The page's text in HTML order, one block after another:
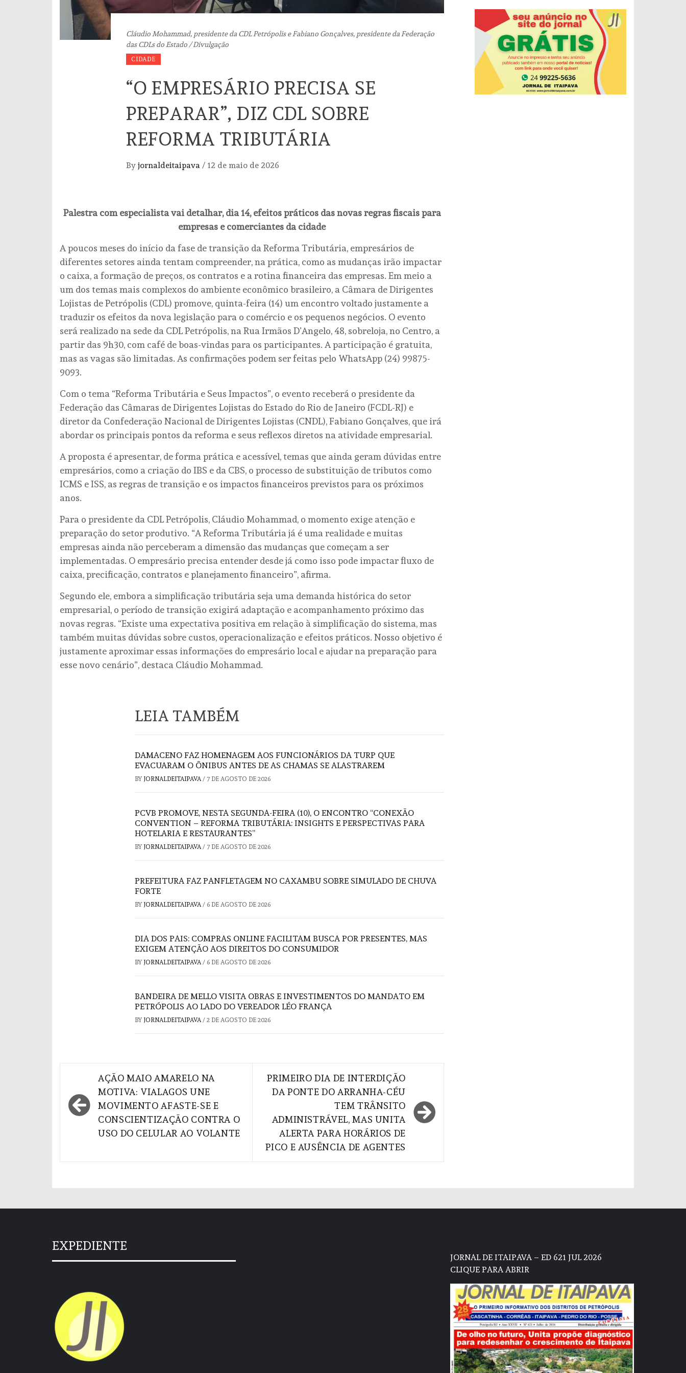
Cláudio Mohammad, presidente da CDL Petrópolis e Fabiano Gonçalves, presidente da Federação
das CDLs do Estado / Divulgação
CIDADE
“O EMPRESÁRIO PRECISA SE
PREPARAR”, DIZ CDL SOBRE
REFORMA TRIBUTÁRIA
By jornaldeitaipava / 12 de maio de 2026
Palestra com especialista vai detalhar, dia 14, efeitos práticos das novas regras fiscais para
empresas e comerciantes da cidade
A poucos meses do início da fase de transição da Reforma Tributária, empresários de
diferentes setores ainda tentam compreender, na prática, como as mudanças irão impactar
o caixa, a formação de preços, os contratos e a rotina financeira das empresas. Em meio a
um dos temas mais complexos do ambiente econômico brasileiro, a Câmara de Dirigentes
Lojistas de Petrópolis (CDL) promove, quinta-feira (14) um encontro voltado justamente a
traduzir os efeitos da nova legislação para o comércio e os pequenos negócios. O evento
será realizado na sede da CDL Petrópolis, na Rua Irmãos D’Angelo, 48, sobreloja, no Centro, a
partir das 9h30, com café de boas-vindas para os participantes. A participação é gratuita,
mas as vagas são limitadas. As confirmações podem ser feitas pelo WhatsApp (24) 99875-
9093.
Com o tema “Reforma Tributária e Seus Impactos”, o evento receberá o presidente da
Federação das Câmaras de Dirigentes Lojistas do Estado do Rio de Janeiro (FCDL-RJ) e
diretor da Confederação Nacional de Dirigentes Lojistas (CNDL), Fabiano Gonçalves, que irá
abordar os principais pontos da reforma e seus reflexos diretos na atividade empresarial.
A proposta é apresentar, de forma prática e acessível, temas que ainda geram dúvidas entre
empresários, como a criação do IBS e da CBS, o processo de substituição de tributos como
ICMS e ISS, as regras de transição e os impactos financeiros previstos para os próximos
anos.
Para o presidente da CDL Petrópolis, Cláudio Mohammad, o momento exige atenção e
preparação do setor produtivo. “A Reforma Tributária já é uma realidade e muitas
empresas ainda não perceberam a dimensão das mudanças que começam a ser
implementadas. O empresário precisa entender desde já como isso pode impactar fluxo de
caixa, precificação, contratos e planejamento financeiro”, afirma.
Segundo ele, embora a simplificação tributária seja uma demanda histórica do setor
empresarial, o período de transição exigirá adaptação e acompanhamento próximo das
novas regras. “Existe uma expectativa positiva em relação à simplificação do sistema, mas
também muitas dúvidas sobre custos, operacionalização e efeitos práticos. Nosso objetivo é
justamente aproximar essas informações do empresário local e ajudar na preparação para
esse novo cenário”, destaca Cláudio Mohammad.
LEIA TAMBÉM
DAMACENO FAZ HOMENAGEM AOS FUNCIONÁRIOS DA TURP QUE
EVACUARAM O ÔNIBUS ANTES DE AS CHAMAS SE ALASTRAREM
BY JORNALDEITAIPAVA / 7 DE AGOSTO DE 2026
PCVB PROMOVE, NESTA SEGUNDA-FEIRA (10), O ENCONTRO “CONEXÃO
CONVENTION – REFORMA TRIBUTÁRIA: INSIGHTS E PERSPECTIVAS PARA
HOTELARIA E RESTAURANTES”
BY JORNALDEITAIPAVA / 7 DE AGOSTO DE 2026
PREFEITURA FAZ PANFLETAGEM NO CAXAMBU SOBRE SIMULADO DE CHUVA
FORTE
BY JORNALDEITAIPAVA / 6 DE AGOSTO DE 2026
DIA DOS PAIS: COMPRAS ONLINE FACILITAM BUSCA POR PRESENTES, MAS
EXIGEM ATENÇÃO AOS DIREITOS DO CONSUMIDOR
BY JORNALDEITAIPAVA / 6 DE AGOSTO DE 2026
BANDEIRA DE MELLO VISITA OBRAS E INVESTIMENTOS DO MANDATO EM
PETRÓPOLIS AO LADO DO VEREADOR LÉO FRANÇA
BY JORNALDEITAIPAVA / 2 DE AGOSTO DE 2026
Navegação
de
Post
AÇÃO MAIO AMARELO NA
MOTIVA: VIALAGOS UNE
MOVIMENTO AFASTE-SE E
CONSCIENTIZAÇÃO CONTRA O
USO DO CELULAR AO VOLANTE
PRIMEIRO DIA DE INTERDIÇÃO
DA PONTE DO ARRANHA-CÉU
TEM TRÂNSITO
ADMINISTRÁVEL, MAS UNITA
ALERTA PARA HORÁRIOS DE
PICO E AUSÊNCIA DE AGENTES
EXPEDIENTE
JORNAL DE ITAIPAVA – ED 621 JUL 2026
CLIQUE PARA ABRIR